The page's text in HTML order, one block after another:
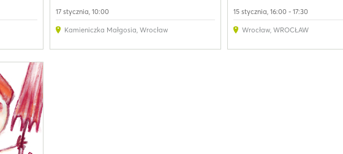
17 stycznia, 10:00
Kamieniczka Małgosia, Wrocław
15 stycznia, 16:00 - 17:30
Wrocław, WROCŁAW